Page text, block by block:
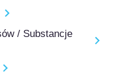
/ Substancje